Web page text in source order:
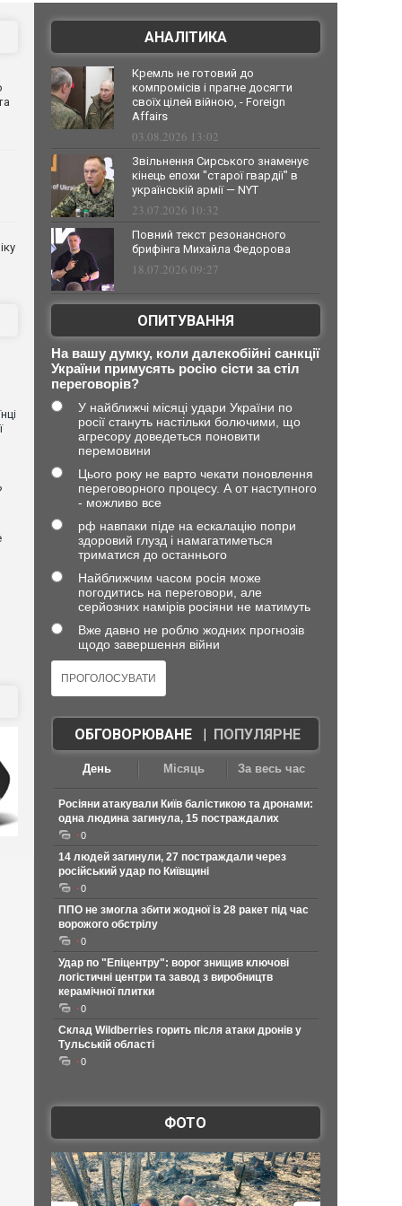
АНАЛІТИКА
Кремль не готовий до
компромісів і прагне досягти
своїх цілей війною, - Foreign
Affairs
03.08.2026 13:02
Звільнення Сирського знаменує
кінець епохи "старої гвардії" в
українській армії — NYT
23.07.2026 10:32
Повний текст резонансного
брифінга Михайла Федорова
18.07.2026 09:27
ОПИТУВАННЯ
На вашу думку, коли далекобійні санкції
України примусять росію сісти за стіл
переговорів?
У найближчі місяці удари України по
росії стануть настільки болючими, що
агресору доведеться поновити
перемовини
Цього року не варто чекати поновлення
переговорного процесу. А от наступного
- можливо все
рф навпаки піде на ескалацію попри
здоровий глузд і намагатиметься
триматися до останнього
Найближчим часом росія може
погодитись на переговори, але
серйозних намірів росіяни не матимуть
Вже давно не роблю жодних прогнозів
щодо завершення війни
ОБГОВОРЮВАНЕ| ПОПУЛЯРНЕ
День Місяць За весь час
Росіяни атакували Київ балістикою та дронами:
одна людина загинула, 15 постраждалих
0
14 людей загинули, 27 постраждали через
російський удар по Київщині
0
ППО не змогла збити жодної із 28 ракет під час
ворожого обстрілу
0
Удар по "Епіцентру": ворог знищив ключові
логістичні центри та завод з виробництв
керамічної плитки
0
Склад Wildberries горить після атаки дронів у
Тульській області
0
ФОТО